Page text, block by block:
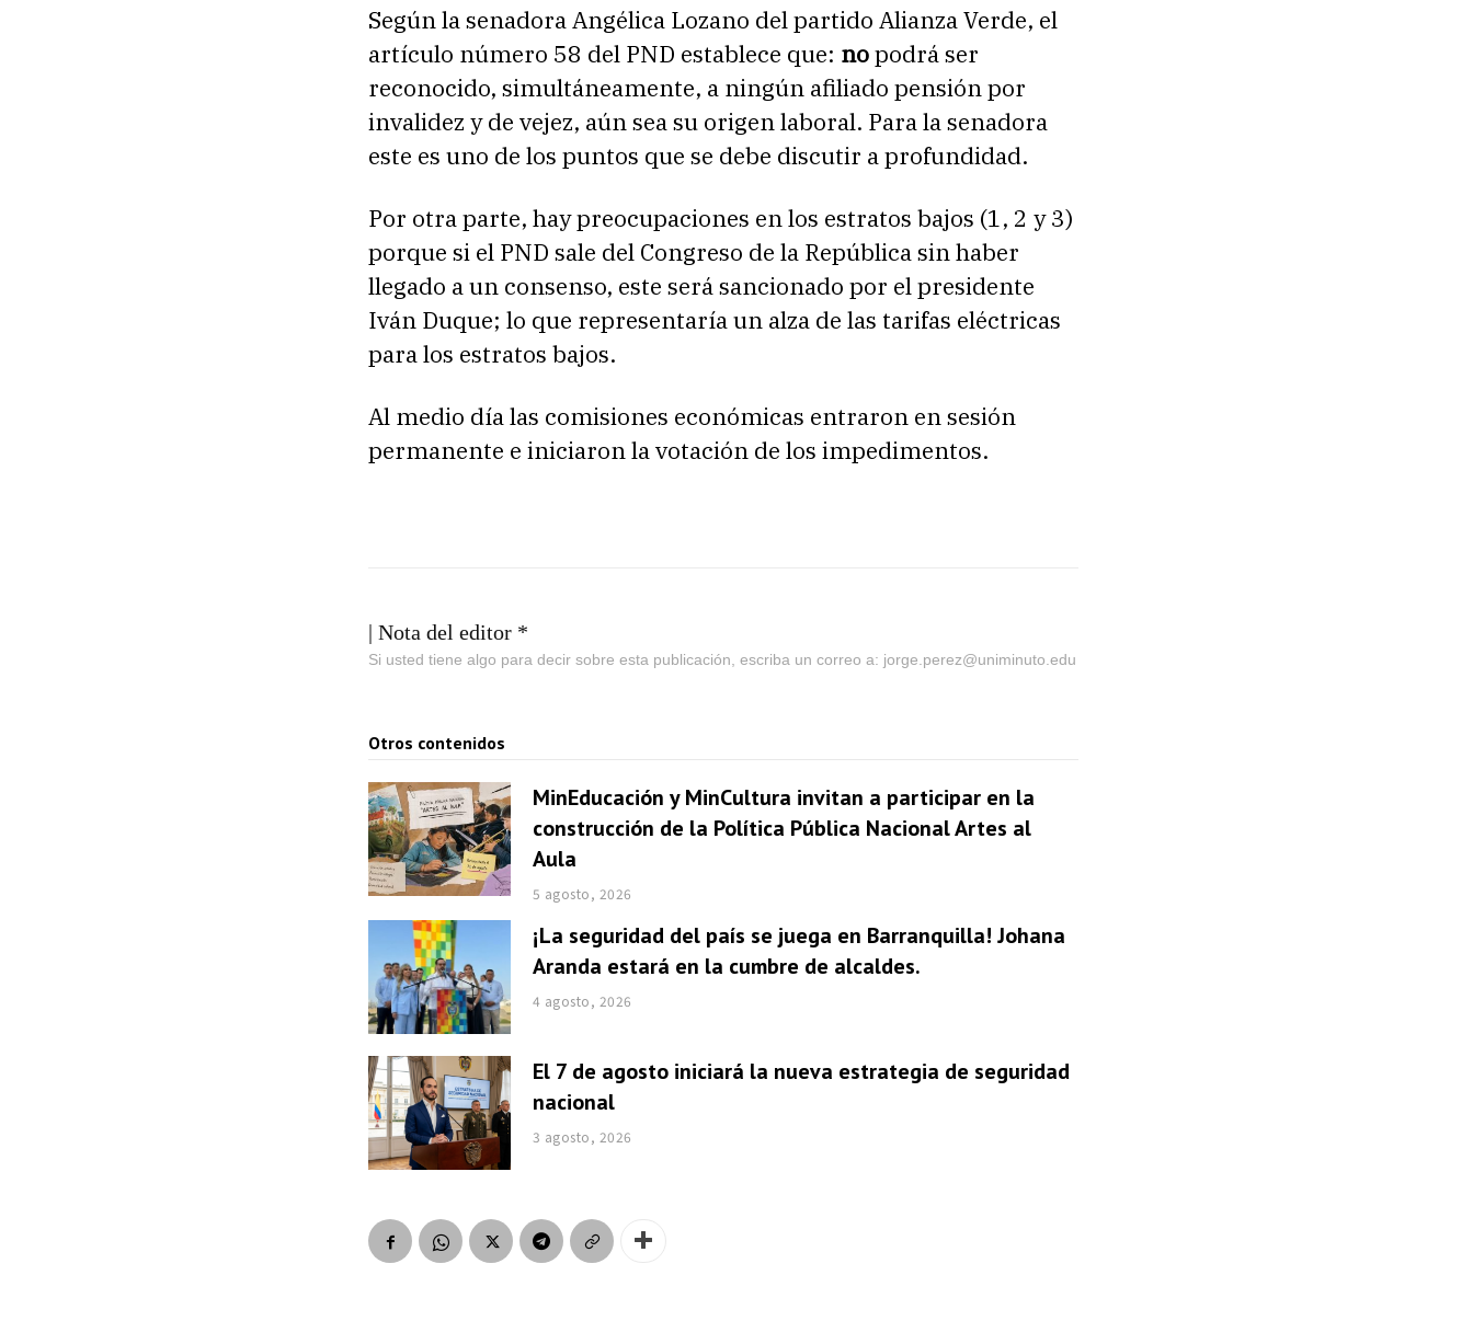
Según la senadora Angélica Lozano del partido Alianza Verde, el
artículo número 58 del PND establece que: nopodrá ser
reconocido, simultáneamente, a ningún afiliado pensión por
invalidez y de vejez, aún sea su origen laboral. Para la senadora
este es uno de los puntos que se debe discutir a profundidad.
Por otra parte, hay preocupaciones en los estratos bajos (1, 2 y 3)
porque si el PND sale del Congreso de la República sin haber
llegado a un consenso, este será sancionado por el presidente
Iván Duque; lo que representaría un alza de las tarifas eléctricas
para los estratos bajos.
Al medio día las comisiones económicas entraron en sesión
permanente e iniciaron la votación de los impedimentos.
| Nota del editor *
Si usted tiene algo para decir sobre esta publicación, escriba un correo a: jorge.perez@uniminuto.edu
Otros contenidos
MinEducación y MinCultura invitan a participar en la
construcción de la Política Pública Nacional Artes al
Aula
5 agosto, 2026
¡La seguridad del país se juega en Barranquilla! Johana
Aranda estará en la cumbre de alcaldes.
4 agosto, 2026
El 7 de agosto iniciará la nueva estrategia de seguridad
nacional
3 agosto, 2026